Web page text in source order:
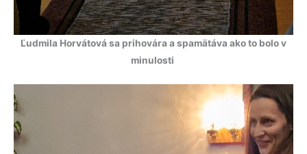
Ľudmila Horvátová sa prihovára a spamätáva ako to bolo v
minulosti